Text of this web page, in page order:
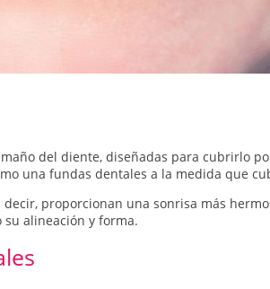
del diente, diseñadas para cubrirlo
una fundas dentales a la medida que
proporcionan una sonrisa más
alineación y forma.